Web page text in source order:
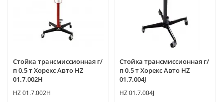
Стойка трансмиссионная г/
п 0.5 т Хорекс Авто HZ
01.7.002H
HZ 01.7.002H
Стойка трансмиссионная г/
п 0.5 т Хорекс Авто HZ
01.7.004J
HZ 01.7.004J